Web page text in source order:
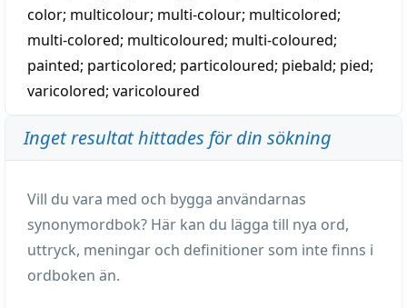
color; multicolour; multi-colour; multicolored;
multi-colored; multicoloured; multi-coloured;
painted; particolored; particoloured; piebald; pied;
varicolored; varicoloured
Inget resultat hittades för din sökning
Vill du vara med och bygga användarnas
synonymordbok? Här kan du lägga till nya ord,
uttryck, meningar och definitioner som inte finns i
ordboken än.